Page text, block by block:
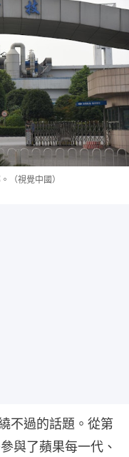
（視覺中國）
不過的話題。從第
與了蘋果每一代、